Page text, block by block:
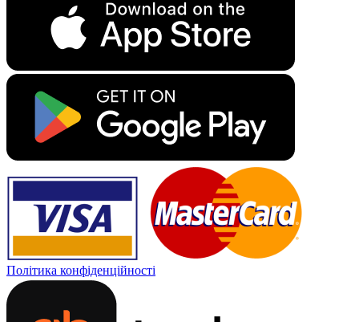
Політика конфіденційності